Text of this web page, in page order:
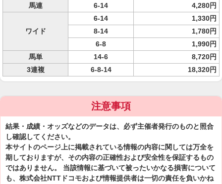
馬連
6-14 4,280円
ワイド
6-14
1,330円
8-14
1,780円
6-8
1,990円
馬単
14-6
8,720円
3連複
6-8-14 18,320円
注意事項
結果・成績・オッズなどのデータは、必ず主催者発行のものと照合
し確認してください。
本サイトのページ上に掲載されている情報の内容に関しては万全を
期しておりますが、その内容の正確性および安全性を保証するもの
ではありません。 当該情報に基づいて被ったいかなる損害について
も、株式会社NTTドコモおよび情報提供者は一切の責任を負いかね